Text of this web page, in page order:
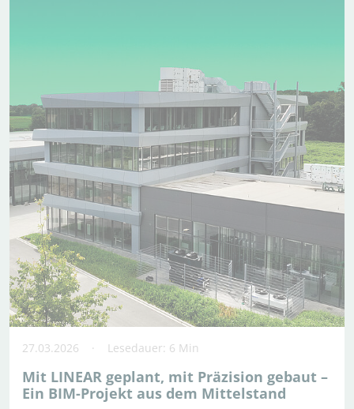
27.03.2026 Lesedauer: 6 Min
Mit LINEAR geplant, mit Präzision gebaut –
Ein BIM-Projekt aus dem Mittelstand